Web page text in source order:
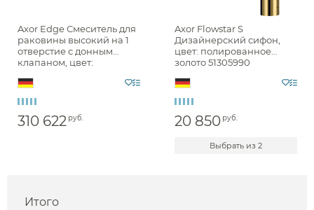
Axor Edge Смеситель для
раковины высокий на 1
отверстие с донным
клапаном, цвет:
46021990
310 622 руб.
Axor Flowstar S
Дизайнерский сифон,
цвет: полированное
золото 51305990
20 850 руб.
Выбрать из 2
Итого